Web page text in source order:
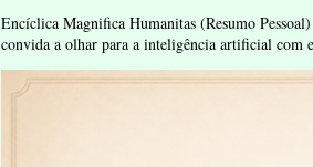
Encíclica Magnifica Humanitas (Resumo
convida a olhar para a inteligência artificial com